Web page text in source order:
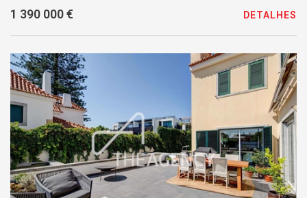
1 390 000 € DETALHES